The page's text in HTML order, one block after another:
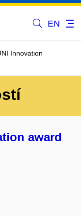
EN
Innovation
award